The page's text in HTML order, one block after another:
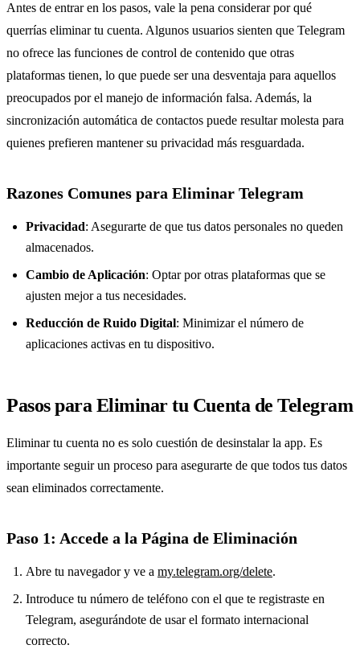
Antes de entrar en los pasos, vale la pena considerar por qué
querrías eliminar tu cuenta. Algunos usuarios sienten que Telegram
no ofrece las funciones de control de contenido que otras
plataformas tienen, lo que puede ser una desventaja para aquellos
preocupados por el manejo de información falsa. Además, la
sincronización automática de contactos puede resultar molesta para
quienes prefieren mantener su privacidad más resguardada.
Razones Comunes para Eliminar Telegram
Privacidad: Asegurarte de que tus datos personales no queden
almacenados.
Cambio de Aplicación: Optar por otras plataformas que se
ajusten mejor a tus necesidades.
Reducción de Ruido Digital: Minimizar el número de
aplicaciones activas en tu dispositivo.
Pasos para Eliminar tu Cuenta de Telegram
Eliminar tu cuenta no es solo cuestión de desinstalar la app. Es
importante seguir un proceso para asegurarte de que todos tus datos
sean eliminados correctamente.
Paso 1: Accede a la Página de Eliminación
Abre tu navegador y ve a my.telegram.org/delete.
Introduce tu número de teléfono con el que te registraste en
Telegram, asegurándote de usar el formato internacional
correcto.